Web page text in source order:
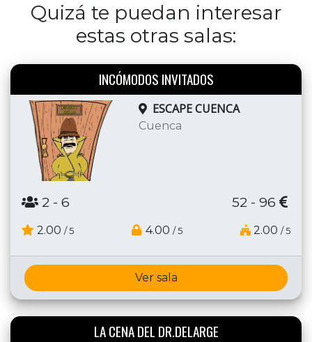
Quizá te puedan interesar
estas otras salas:
INCÓMODOS INVITADOS
ESCAPE CUENCA
Cuenca
2 - 6 52 - 96
2.00 / 5 4.00 / 5 2.00 / 5
Ver sala
LA CENA DEL DR.DELARGE